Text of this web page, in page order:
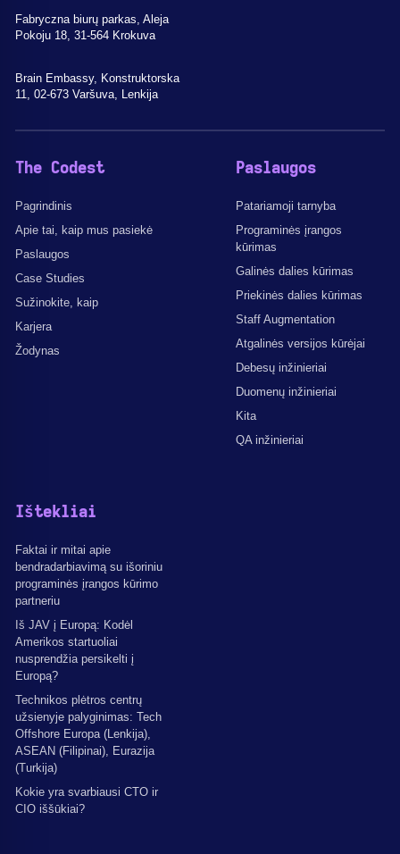
Fabryczna biurų parkas, Aleja
Pokoju 18, 31-564 Krokuva
Brain Embassy, Konstruktorska
11, 02-673 Varšuva, Lenkija
The Codest
Pagrindinis
Apie tai, kaip mus pasiekė
Paslaugos
Case Studies
Sužinokite, kaip
Karjera
Žodynas
Paslaugos
Patariamoji tarnyba
Programinės įrangos
kūrimas
Galinės dalies kūrimas
Priekinės dalies kūrimas
Staff Augmentation
Atgalinės versijos kūrėjai
Debesų inžinieriai
Duomenų inžinieriai
Kita
QA inžinieriai
Ištekliai
Faktai ir mitai apie
bendradarbiavimą su išoriniu
programinės įrangos kūrimo
partneriu
Iš JAV į Europą: Kodėl
Amerikos startuoliai
nusprendžia persikelti į
Europą?
Technikos plėtros centrų
užsienyje palyginimas: Tech
Offshore Europa (Lenkija),
ASEAN (Filipinai), Eurazija
(Turkija)
Kokie yra svarbiausi CTO ir
CIO iššūkiai?